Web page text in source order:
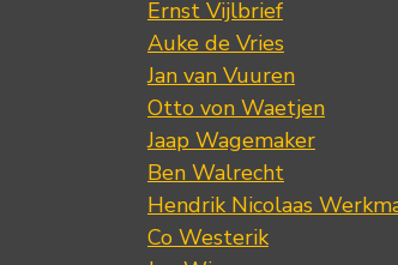
Ernst Vijlbrief
Auke de Vries
Jan van Vuuren
Otto von Waetjen
Jaap Wagemaker
Ben Walrecht
Hendrik Nicolaas
Co Westerik